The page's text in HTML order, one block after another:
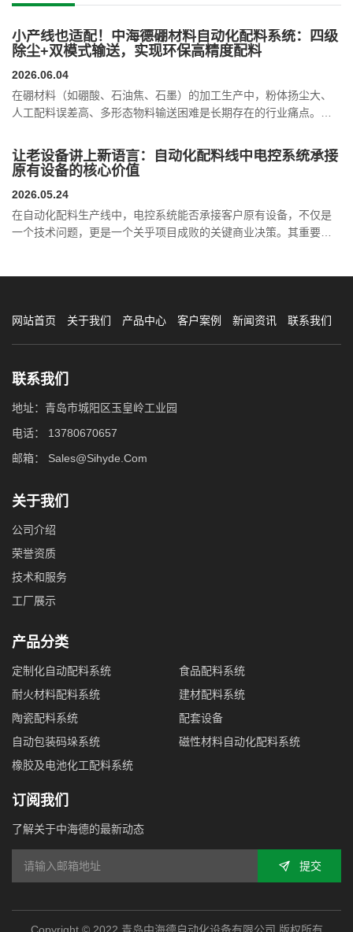
小产线也适配！中海德硼材料自动化配料系统：四级
除尘+双模式输送，实现环保高精度配料
2026.06.04
在硼材料（如硼酸、石油焦、石墨）的加工生产中，粉体扬尘大、
人工配料误差高、多形态物料输送困难是长期存在的行业痛点。新
大、配比不稳定、效率低的问题，中海德推出硼材料自动化配料系
统，实现了从投料到混合的全流程自动化闭环，有效解决了粉尘控
稳定生产。
让老设备讲上新语言：自动化配料线中电控系统承接
原有设备的核心价值
2026.05.24
在自动化配料生产线中，电控系统能否承接客户原有设备，不仅是
一个技术问题，更是一个关乎项目成败的关键商业决策。其重要性
网站首页 关于我们 产品中心 客户案例 新闻资讯 联系我们
联系我们
地址：青岛市城阳区玉皇岭工业园
电话： 13780670657
邮箱： Sales@Sihyde.Com
关于我们
公司介绍
荣誉资质
技术和服务
工厂展示
产品分类
定制化自动配料系统
耐火材料配料系统
陶瓷配料系统
自动包装码垛系统
橡胶及电池化工配料系统
食品配料系统
建材配料系统
配套设备
磁性材料自动化配料系统
订阅我们
了解关于中海德的最新动态
提交